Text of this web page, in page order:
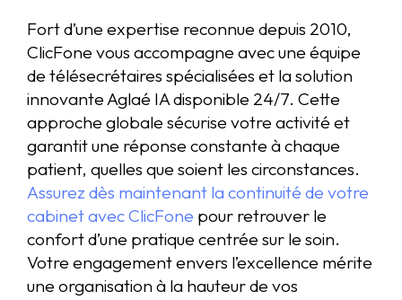
Fort d’une expertise reconnue depuis 2010,
ClicFone vous accompagne avec une équipe
de télésecrétaires spécialisées et la solution
innovante Aglaé IA disponible 24/7. Cette
approche globale sécurise votre activité et
garantit une réponse constante à chaque
patient, quelles que soient les circonstances.
Assurez dès maintenant la continuité de votre
cabinet avec ClicFone pour retrouver le
confort d’une pratique centrée sur le soin.
Votre engagement envers l’excellence mérite
une organisation à la hauteur de vos